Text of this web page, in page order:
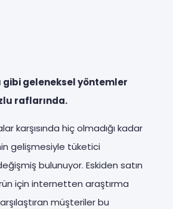
geleneksel yöntemler
raflarında.
karşısında hiç olmadığı kadar
gelişmesiyle tüketici
bulunuyor. Eskiden satın
için internetten araştırma
müşteriler bu